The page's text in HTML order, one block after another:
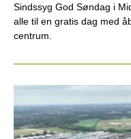
Sindssyg God Søndag i
alle til en gratis dag med
centrum.